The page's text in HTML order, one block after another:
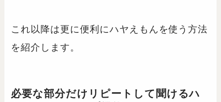
これ以降は更に便利にハヤえもんを使う方法
を紹介します。
必要な部分だけリピートして聞けるハ